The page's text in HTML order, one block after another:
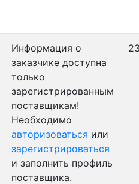
Информация о
заказчике доступна
только
зарегистрированным
поставщикам!
Необходимо
авторизоваться или
зарегистрироваться
и заполнить профиль
поставщика.